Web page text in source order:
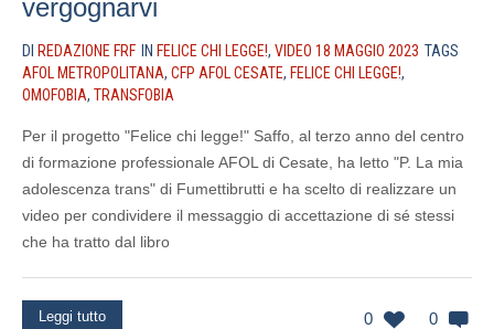
vergognarvi
DI REDAZIONE FRF IN FELICE CHI LEGGE!, VIDEO 18 MAGGIO 2023 TAGS
AFOL METROPOLITANA, CFP AFOL CESATE, FELICE CHI LEGGE!,
OMOFOBIA, TRANSFOBIA
Per il progetto "Felice chi legge!" Saffo, al terzo anno del centro
di formazione professionale AFOL di Cesate, ha letto "P. La mia
adolescenza trans" di Fumettibrutti e ha scelto di realizzare un
video per condividere il messaggio di accettazione di sé stessi
che ha tratto dal libro
0 0
Leggi tutto